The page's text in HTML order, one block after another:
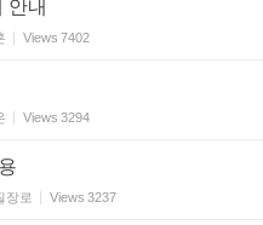
안내
Views 7402
Views 3294
장로 Views 3237